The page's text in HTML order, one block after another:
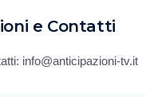
e Contatti
info@anticipazioni-tv.it